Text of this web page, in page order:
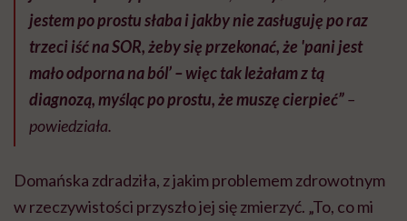
jestem po prostu słaba i jakby nie zasługuję po raz
trzeci iść na SOR, żeby się przekonać, że 'pani jest
mało odporna na ból’ – więc tak leżałam z tą
diagnozą, myśląc po prostu, że muszę cierpieć”–
powiedziała.
Domańska zdradziła, z jakim problemem zdrowotnym
w rzeczywistości przyszło jej się zmierzyć. „To, co mi